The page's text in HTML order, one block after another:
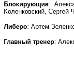
Блокирующие:
Коленковский, Сергей
Либеро: Артем
Главный тренер: